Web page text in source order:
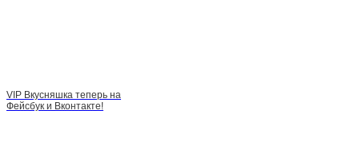
VIP Вкусняшка теперь на
Фейсбук и Вконтакте!